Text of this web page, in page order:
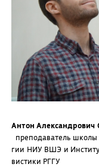
Антон Александрович
преподаватель
гии НИУ ВШЭ и
вистики РГГУ